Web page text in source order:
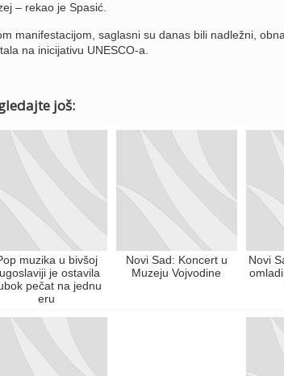
– rekao je Spasić.
manifestacijom, saglasni su danas bili nadležni,
na inicijativu UNESCO-a.
još:
muzika u bivšoj
je ostavila
pečat na jednu
eru
Novi Sad: Koncert u
Muzeju Vojvodine
Novi